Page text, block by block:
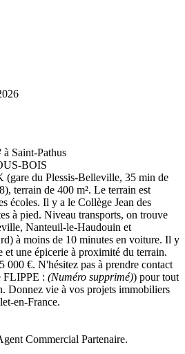
Saint-Pathus
BOIS
du Plessis-Belleville, 35 min de
terrain de 400 m². Le terrain est
écoles. Il y a le Collège Jean des
à pied. Niveau transports, on trouve
Nanteuil-le-Haudouin et
à moins de 10 minutes en voiture. Il y
et une épicerie à proximité du terrain.
000 €. N'hésitez pas à prendre contact
FLIPPE : (Numéro supprimé)) pour tout
Donnez vie à vos projets immobiliers
en-France.
Commercial Partenaire.